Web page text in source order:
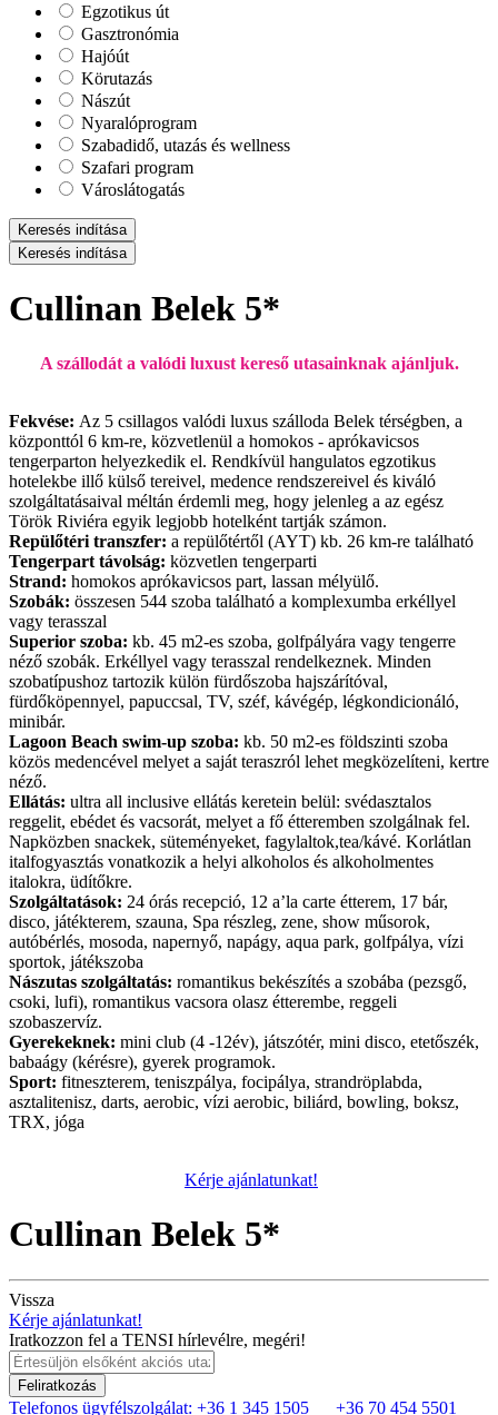
Egzotikus út
Gasztronómia
Hajóút
Körutazás
Nászút
Nyaralóprogram
Szabadidő, utazás és wellness
Szafari program
Városlátogatás
Keresés indítása
Keresés indítása
Cullinan Belek 5*
A szállodát a valódi luxust kereső utasainknak ajánljuk.
Fekvése: Az 5 csillagos valódi luxus szálloda Belek térségben, a
központtól 6 km-re, közvetlenül a homokos - aprókavicsos
tengerparton helyezkedik el. Rendkívül hangulatos egzotikus
hotelekbe illő külső tereivel, medence rendszereivel és kiváló
szolgáltatásaival méltán érdemli meg, hogy jelenleg a az egész
Török Riviéra egyik legjobb hotelként tartják számon.
Repülőtéri transzfer: a repülőtértől (AYT) kb. 26 km-re található
Tengerpart távolság: közvetlen tengerparti
Strand: homokos aprókavicsos part, lassan mélyülő.
Szobák: összesen 544 szoba található a komplexumba erkéllyel
vagy terasszal
Superior szoba: kb. 45 m2-es szoba, golfpályára vagy tengerre
néző szobák. Erkéllyel vagy terasszal rendelkeznek. Minden
szobatípushoz tartozik külön fürdőszoba hajszárítóval,
fürdőköpennyel, papuccsal, TV, széf, kávégép, légkondicionáló,
minibár.
Lagoon Beach swim-up szoba: kb. 50 m2-es földszinti szoba
közös medencével melyet a saját teraszról lehet megközelíteni, kertre
néző.
Ellátás: ultra all inclusive ellátás keretein belül: svédasztalos
reggelit, ebédet és vacsorát, melyet a fő étteremben szolgálnak fel.
Napközben snackek, süteményeket, fagylaltok,tea/kávé. Korlátlan
italfogyasztás vonatkozik a helyi alkoholos és alkoholmentes
italokra, üdítőkre.
Szolgáltatások: 24 órás recepció, 12 a’la carte étterem, 17 bár,
disco, játékterem, szauna, Spa részleg, zene, show műsorok,
autóbérlés, mosoda, napernyő, napágy, aqua park, golfpálya, vízi
sportok, játékszoba
Nászutas szolgáltatás: romantikus bekészítés a szobába (pezsgő,
csoki, lufi), romantikus vacsora olasz étterembe, reggeli
szobaszervíz.
Gyerekeknek: mini club (4 -12év), játszótér, mini disco, etetőszék,
babaágy (kérésre), gyerek programok.
Sport: fitneszterem, teniszpálya, focipálya, strandröplabda,
asztalitenisz, darts, aerobic, vízi aerobic, biliárd, bowling, boksz,
TRX, jóga
Kérje ajánlatunkat!
Cullinan Belek 5*
Vissza
Kérje ajánlatunkat!
Iratkozzon fel a TENSI hírlevélre, megéri!
Feliratkozás
Telefonos ügyfélszolgálat: +36 1 345 1505 +36 70 454 5501